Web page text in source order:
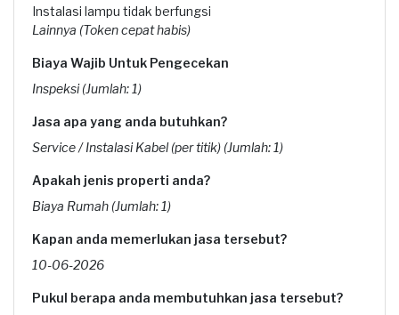
Instalasi lampu tidak berfungsi
Lainnya (Token cepat habis)
Biaya Wajib Untuk Pengecekan
Inspeksi (Jumlah: 1)
Jasa apa yang anda butuhkan?
Service / Instalasi Kabel (per titik) (Jumlah: 1)
Apakah jenis properti anda?
Biaya Rumah (Jumlah: 1)
Kapan anda memerlukan jasa tersebut?
10-06-2026
Pukul berapa anda membutuhkan jasa tersebut?